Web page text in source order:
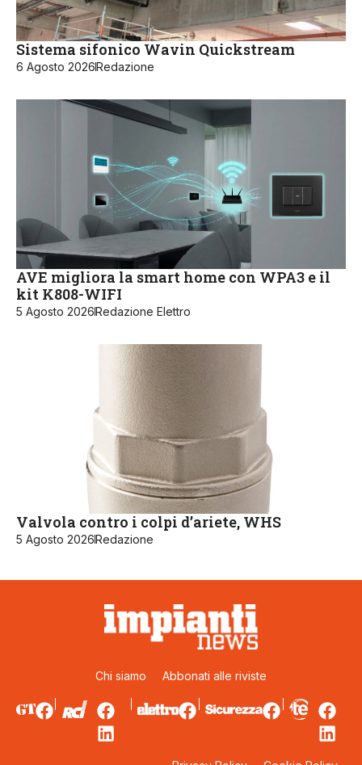
Sistema sifonico Wavin Quickstream
6 Agosto 2026Redazione
AVE migliora la smart home con WPA3 e il
kit K808-WIFI
5 Agosto 2026Redazione Elettro
Valvola contro i colpi d’ariete, WHS
5 Agosto 2026Redazione
Chi siamo Abbonati alle riviste